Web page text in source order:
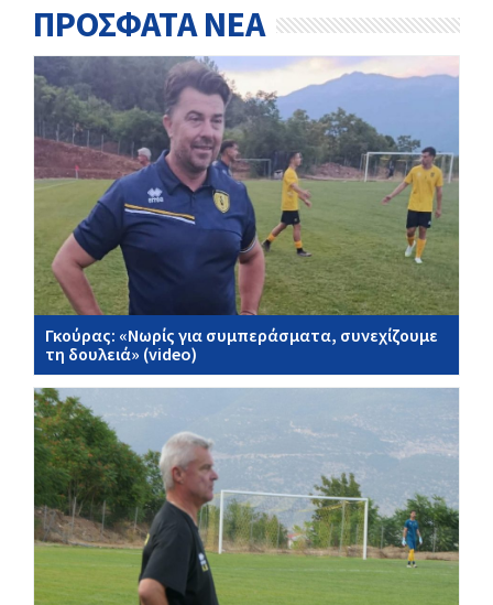
ΠΡΟΣΦΑΤΑ ΝΕΑ
Γκούρας: «Νωρίς για συμπεράσματα, συνεχίζουμε
τη δουλειά» (video)